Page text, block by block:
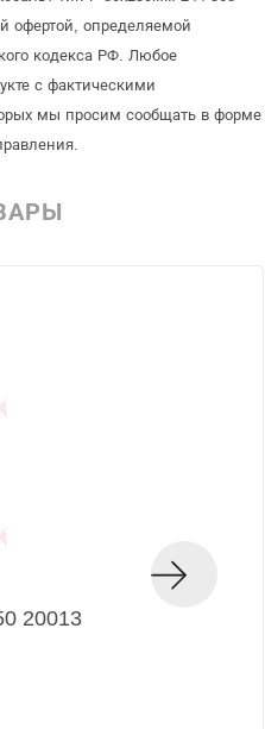
офертой, определяемой
кодекса РФ. Любое
с фактическими
мы просим сообщать в форме
20013